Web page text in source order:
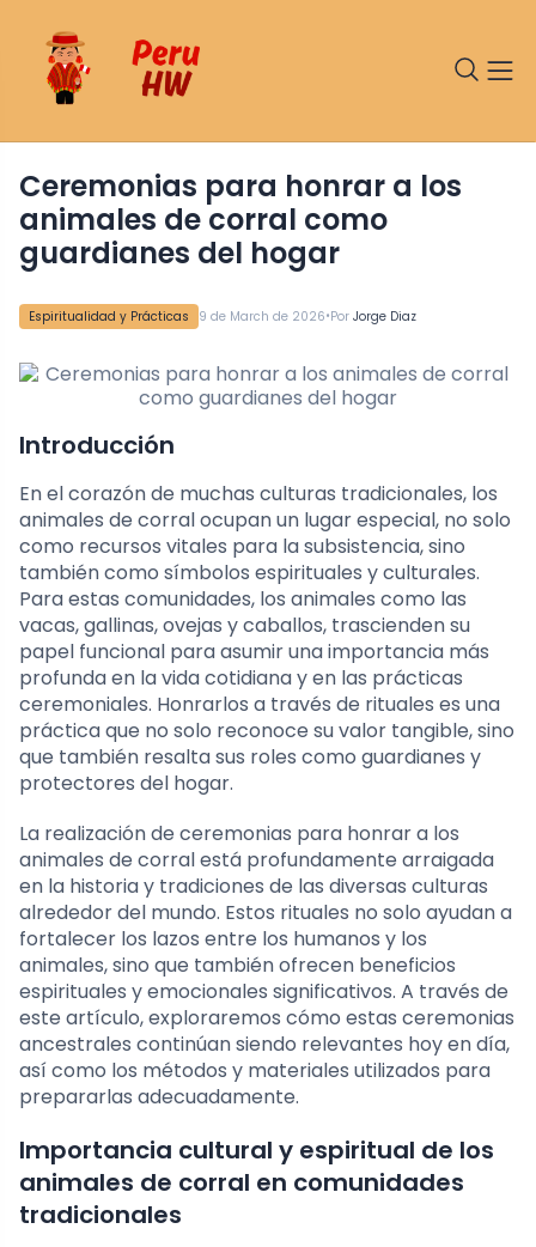
Espiritualidad y Prácticas 9 de March de 2026•Por Jorge Diaz
Ceremonias para honrar a los
animales de corral como
guardianes del hogar
Introducción
En el corazón de muchas culturas tradicionales, los
animales de corral ocupan un lugar especial, no solo
como recursos vitales para la subsistencia, sino
también como símbolos espirituales y culturales.
Para estas comunidades, los animales como las
vacas, gallinas, ovejas y caballos, trascienden su
papel funcional para asumir una importancia más
profunda en la vida cotidiana y en las prácticas
ceremoniales. Honrarlos a través de rituales es una
práctica que no solo reconoce su valor tangible, sino
que también resalta sus roles como guardianes y
protectores del hogar.
La realización de ceremonias para honrar a los
animales de corral está profundamente arraigada
en la historia y tradiciones de las diversas culturas
alrededor del mundo. Estos rituales no solo ayudan a
fortalecer los lazos entre los humanos y los
animales, sino que también ofrecen beneficios
espirituales y emocionales significativos. A través de
este artículo, exploraremos cómo estas ceremonias
ancestrales continúan siendo relevantes hoy en día,
así como los métodos y materiales utilizados para
prepararlas adecuadamente.
Importancia cultural y espiritual de los
animales de corral en comunidades
tradicionales